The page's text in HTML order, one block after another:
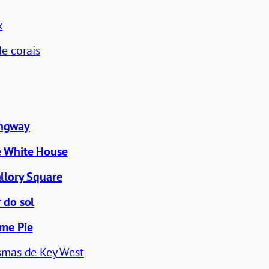
corais
House
Square
sol
Pie
de Key West